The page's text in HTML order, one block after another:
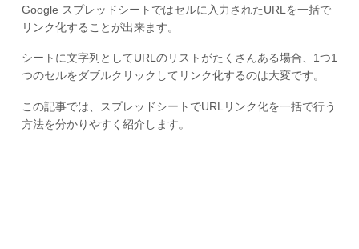
Google スプレッドシートではセルに入力されたURLを一括で
リンク化することが出来ます。
シートに文字列としてURLのリストがたくさんある場合、1つ1
つのセルをダブルクリックしてリンク化するのは大変です。
この記事では、スプレッドシートでURLリンク化を一括で行う
方法を分かりやすく紹介します。